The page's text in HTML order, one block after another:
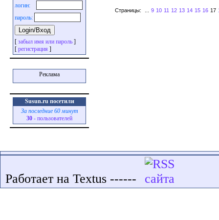
логин:
пароль:
[ забыл имя или пароль ]
[ регистрация ]
Реклама
Susun.ru посетили
За последние 60 минут
30 - пользователей
Страницы: ... 9 10 11 12 13 14 15 16 17
Работает на Textus ------